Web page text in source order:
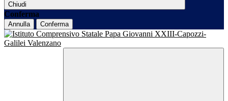
Chiudi
Conferma
Annulla Conferma